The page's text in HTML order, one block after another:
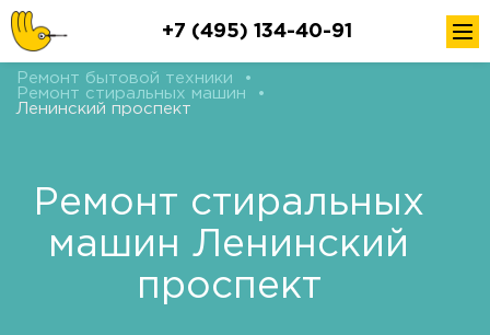
+7 (495) 134-40-91
Ремонт бытовой техники
•
Ремонт стиральных машин
•
Ленинский проспект
Ремонт стиральных
машин Ленинский
проспект